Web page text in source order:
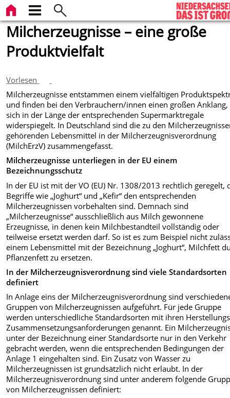
Milcherzeugnisse – eine große
Produktvielfalt
Vorlesen
Milcherzeugnisse entstammen einem vielfältigen
und finden bei den Verbrauchern/innen einen großen Anklang,
sich in der Länge der entsprechenden Supermarktregale
widerspiegelt. In Deutschland sind die zu den
gehörenden Lebensmittel in der Milcherzeugnisverordnung
(MilchErzV) zusammengefasst.
Milcherzeugnisse unterliegen in der EU einem
Bezeichnungsschutz
In der EU ist mit der VO (EU) Nr. 1308/2013 rechtlich geregelt,
Begriffe wie „Joghurt“ und „Kefir“ den entsprechenden
Milcherzeugnissen vorbehalten sind. Demnach sind
„Milcherzeugnisse“ ausschließlich aus Milch gewonnene
Erzeugnisse, in denen kein Milchbestandteil vollständig oder
teilweise ersetzt werden darf. So ist es zum Beispiel nicht
einem Lebensmittel mit der Bezeichnung „Joghurt“, Milchfett
Pflanzenfett zu ersetzen.
In der Milcherzeugnisverordnung sind viele Standardsorten
definiert
In Anlage eins der Milcherzeugnisverordnung sind
Gruppen von Milcherzeugnissen aufgeführt. Für jede Gruppe
werden unterschiedliche Standardsorten mit ihren
Zusammensetzungsanforderungen genannt. Ein
unter der Bezeichnung einer Standardsorte nur in den Verkehr
gebracht werden, wenn die entsprechenden Bedingungen der
Anlage 1 eingehalten sind. Ein Zusatz von Wasser zu
Milcherzeugnissen ist grundsätzlich nicht erlaubt. In der
Milcherzeugnisverordnung sind unter anderem folgende
von Milcherzeugnissen definiert: